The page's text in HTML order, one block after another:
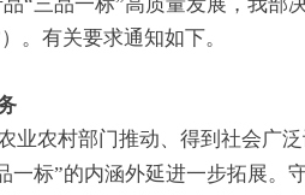
。有关要求通知如下。
业农村部门推动、得到社会广
一标”的内涵外延进一步拓展。